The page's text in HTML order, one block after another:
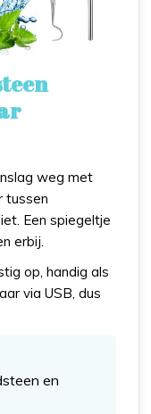
weg met
tussen
Een spiegeltje
erbij.
op, handig als
via USB, dus
en